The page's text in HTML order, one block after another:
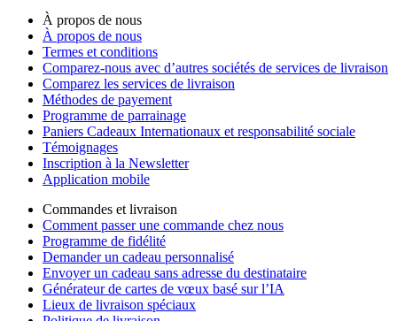
À propos de nous
À propos de nous
Termes et conditions
Comparez-nous avec d’autres sociétés de services de livraison
Comparez les services de livraison
Méthodes de payement
Programme de parrainage
Paniers Cadeaux Internationaux et responsabilité sociale
Témoignages
Inscription à la Newsletter
Application mobile
Commandes et livraison
Comment passer une commande chez nous
Programme de fidélité
Demander un cadeau personnalisé
Envoyer un cadeau sans adresse du destinataire
Générateur de cartes de vœux basé sur l’IA
Lieux de livraison spéciaux